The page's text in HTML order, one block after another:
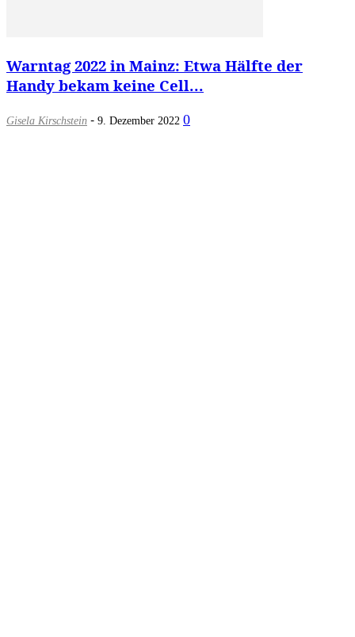
Warntag 2022 in Mainz: Etwa Hälfte der
Handy bekam keine Cell...
Gisela Kirschstein - 9. Dezember 2022 0